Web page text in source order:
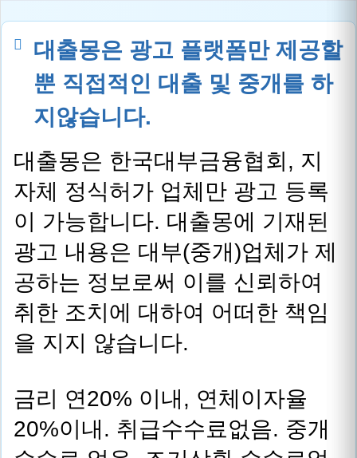
대출몽은 광고 플랫폼만 제공할
뿐 직접적인 대출 및 중개를 하
지않습니다.
대출몽은 한국대부금융협회, 지
자체 정식허가 업체만 광고 등록
이 가능합니다. 대출몽에 기재된
광고 내용은 대부(중개)업체가 제
공하는 정보로써 이를 신뢰하여
취한 조치에 대하여 어떠한 책임
을 지지 않습니다.
금리 연20% 이내, 연체이자율
20%이내. 취급수수료없음. 중개